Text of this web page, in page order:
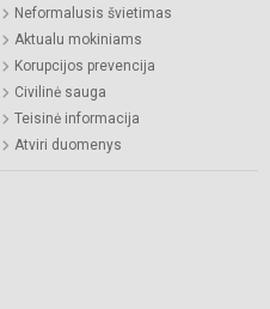
Neformalusis švietimas
Aktualu mokiniams
Korupcijos prevencija
Civilinė sauga
Teisinė informacija
Atviri duomenys